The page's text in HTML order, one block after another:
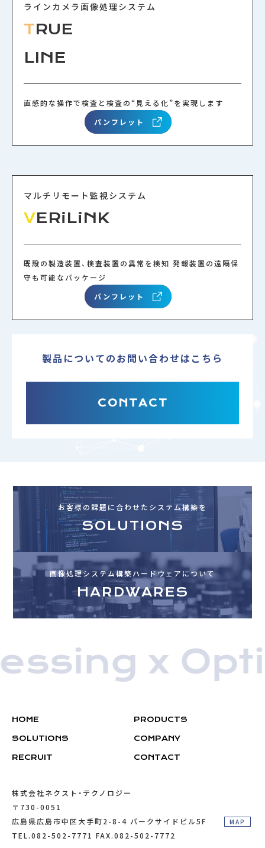
ラインカメラ画像処理システム
TRUE
LINE
直感的な操作で検査と検査の“見える化”を実現します
パンフレット
マルチリモート監視システム
VERiLiNK
既設の製造装置、検査装置の異常を検知 発報装置の遠隔保
守も可能なパッケージ
パンフレット
製品についてのお問い合わせはこちら
CONTACT
お客様の課題に合わせたシステム構築を
SOLUTIONS
画像処理システム構築ハードウェアについて
HARDWARES
x
HOME PRODUCTS
SOLUTIONS COMPANY
RECRUIT CONTACT
株式会社ネクスト・テクノロジー
〒730-0051
広島県広島市中区大手町2-8-4 パークサイドビル5F
MAP
TEL.082-502-7771 FAX.082-502-7772